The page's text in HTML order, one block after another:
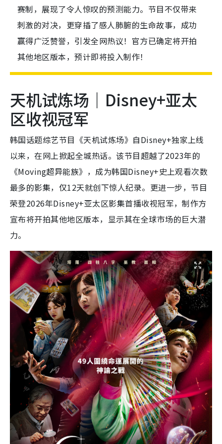
赛制，展现了令人惊叹的预测能力。节目不仅带来
刺激的对决，更穿插了感人肺腑的生命故事，成功
赢得广泛赞誉，引发全网热议！官方已确定将开拍
其他地区版本，预计即将投入制作！
天机试炼场｜Disney+亚太
区收视冠军
韩国话题综艺节目《天机试炼场》自Disney+独家上线
以来，在网上掀起全城热话。该节目超越了2023年的
《Moving超异能族》，成为韩国Disney+史上观看次数
最多的影集，仅12天就创下惊人纪录。更进一步，节目
荣登2026年Disney+亚太区影集首播收视冠军，制作方
宣布将开拍其他地区版本，显示其在全球市场的巨大潜
力。